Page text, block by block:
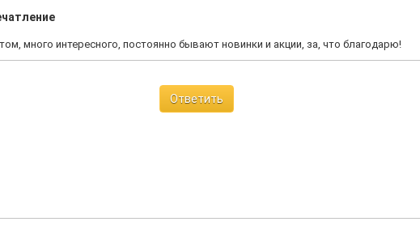
много интересного, постоянно бывают новинки и акции, за, что благодарю!
Ответить